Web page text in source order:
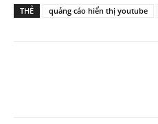
THẺ quảng cáo hiển thị youtube